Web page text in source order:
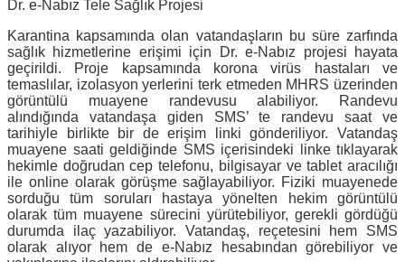
Dr. e-Nabız Tele Sağlık Projesi
Karantina kapsamında olan vatandaşların bu süre zarfında
sağlık hizmetlerine erişimi için Dr. e-Nabız projesi hayata
geçirildi. Proje kapsamında korona virüs hastaları ve
temaslılar, izolasyon yerlerini terk etmeden MHRS üzerinden
görüntülü muayene randevusu alabiliyor. Randevu
alındığında vatandaşa giden SMS’ te randevu saat ve
tarihiyle birlikte bir de erişim linki gönderiliyor. Vatandaş
muayene saati geldiğinde SMS içerisindeki linke tıklayarak
hekimle doğrudan cep telefonu, bilgisayar ve tablet aracılığı
ile online olarak görüşme sağlayabiliyor. Fiziki muayenede
sorduğu tüm soruları hastaya yönelten hekim görüntülü
olarak tüm muayene sürecini yürütebiliyor, gerekli gördüğü
durumda ilaç yazabiliyor. Vatandaş, reçetesini hem SMS
olarak alıyor hem de e-Nabız hesabından görebiliyor ve